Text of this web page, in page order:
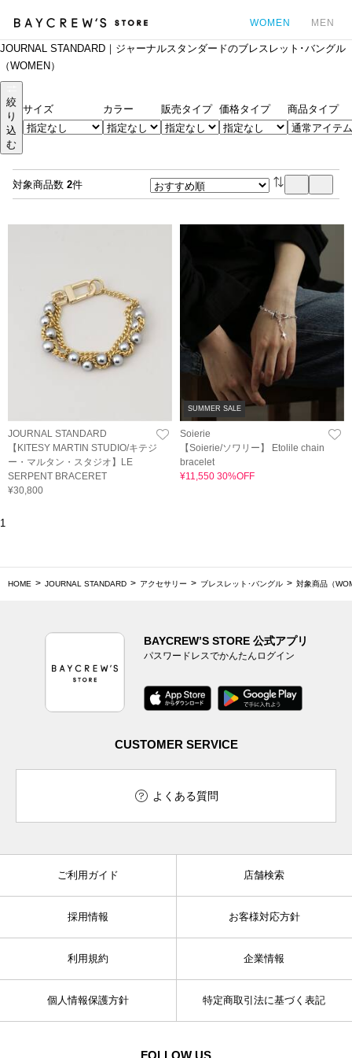
WOMEN MEN
JOURNAL STANDARD｜ジャーナルスタンダードのブレスレット･バングル
（WOMEN）
絞
り
込
む
サイズ カラー 販売タイプ 価格タイプ 商品タイプ
対象商品数 2件
JOURNAL STANDARD
【KITESY MARTIN STUDIO/キテジ
ー・マルタン・スタジオ】LE
SERPENT BRACERET
¥30,800
SUMMER SALE
Soierie
【Soierie/ソワリー】 Etolile chain
bracelet
¥11,550 30%OFF
1
HOME JOURNAL STANDARD アクセサリー ブレスレット･バングル 対象商品（
BAYCREW’S STORE 公式アプリ
パスワードレスでかんたんログイン
CUSTOMER SERVICE
よくある質問
ご利用ガイド 店舗検索
採用情報 お客様対応方針
利用規約 企業情報
個人情報保護方針 特定商取引法に基づく表記